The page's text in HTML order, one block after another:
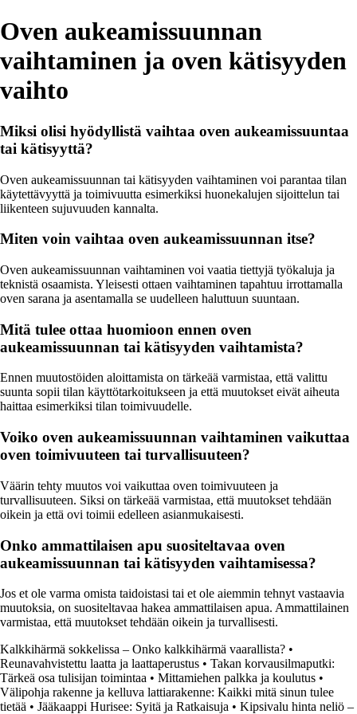
Oven aukeamissuunnan
vaihtaminen ja oven kätisyyden
vaihto
Miksi olisi hyödyllistä vaihtaa oven aukeamissuuntaa
tai kätisyyttä?
Oven aukeamissuunnan tai kätisyyden vaihtaminen voi parantaa tilan
käytettävyyttä ja toimivuutta esimerkiksi huonekalujen sijoittelun tai
liikenteen sujuvuuden kannalta.
Miten voin vaihtaa oven aukeamissuunnan itse?
Oven aukeamissuunnan vaihtaminen voi vaatia tiettyjä työkaluja ja
teknistä osaamista. Yleisesti ottaen vaihtaminen tapahtuu irrottamalla
oven sarana ja asentamalla se uudelleen haluttuun suuntaan.
Mitä tulee ottaa huomioon ennen oven
aukeamissuunnan tai kätisyyden vaihtamista?
Ennen muutostöiden aloittamista on tärkeää varmistaa, että valittu
suunta sopii tilan käyttötarkoitukseen ja että muutokset eivät aiheuta
haittaa esimerkiksi tilan toimivuudelle.
Voiko oven aukeamissuunnan vaihtaminen vaikuttaa
oven toimivuuteen tai turvallisuuteen?
Väärin tehty muutos voi vaikuttaa oven toimivuuteen ja
turvallisuuteen. Siksi on tärkeää varmistaa, että muutokset tehdään
oikein ja että ovi toimii edelleen asianmukaisesti.
Onko ammattilaisen apu suositeltavaa oven
aukeamissuunnan tai kätisyyden vaihtamisessa?
Jos et ole varma omista taidoistasi tai et ole aiemmin tehnyt vastaavia
muutoksia, on suositeltavaa hakea ammattilaisen apua. Ammattilainen
varmistaa, että muutokset tehdään oikein ja turvallisesti.
Kalkkihärmä sokkelissa – Onko kalkkihärmä vaarallista? •
Reunavahvistettu laatta ja laattaperustus • Takan korvausilmaputki:
Tärkeä osa tulisijan toimintaa • Mittamiehen palkka ja koulutus •
Välipohja rakenne ja kelluva lattiarakenne: Kaikki mitä sinun tulee
tietää • Jääkaappi Hurisee: Syitä ja Ratkaisuja • Kipsivalu hinta neliö –